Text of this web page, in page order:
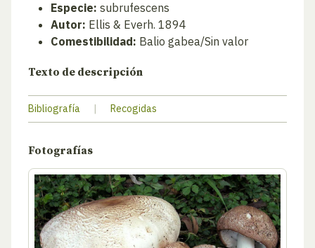
Especie: subrufescens
Autor: Ellis & Everh. 1894
Comestibilidad: Balio gabea/Sin valor
Texto de descripción
Bibliografía | Recogidas
Fotografías